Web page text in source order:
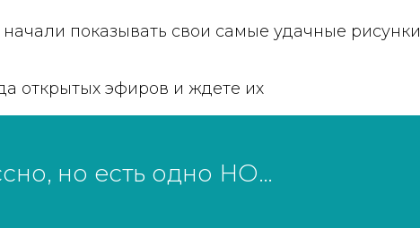
показывать свои самые удачные рисунки
открытых эфиров и ждете их
но есть одно НО…